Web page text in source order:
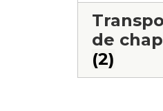
de
(2)